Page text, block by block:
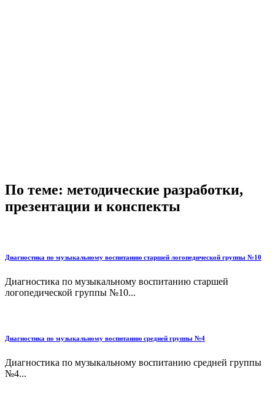
По теме: методические разработки,
презентации и конспекты
Диагностика по музыкальному воспитанию старшей логопедической группы №10
Диагностика по музыкальному воспитанию старшей
логопедической группы №10...
Диагностика по музыкальному воспитанию средней группы №4
Диагностика по музыкальному воспитанию средней группы
№4...